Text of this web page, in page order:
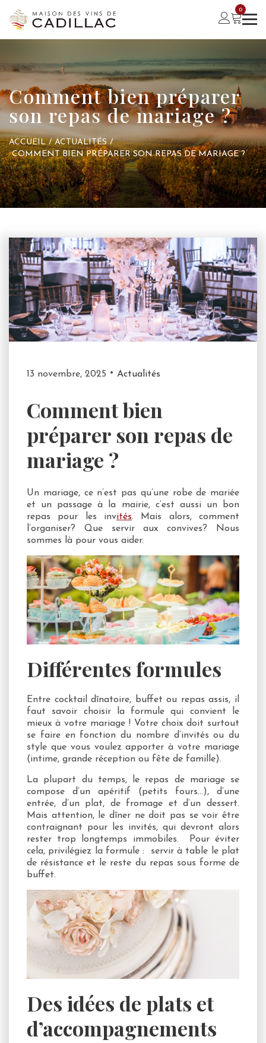
0
Comment bien préparer
son repas de mariage ?
ACCUEIL / ACTUALITÉS /
COMMENT BIEN PRÉPARER SON REPAS DE MARIAGE ?
13 novembre, 2025 Actualités
Comment bien
préparer son repas de
mariage ?
Un mariage, ce n’est pas qu’une robe de mariée
et un passage à la mairie, c’est aussi un bon
repas pour les invités. Mais alors, comment
l’organiser? Que servir aux convives? Nous
sommes là pour vous aider.
Différentes formules
Entre cocktail dînatoire, buffet ou repas assis, il
faut savoir choisir la formule qui convient le
mieux à votre mariage ! Votre choix doit surtout
se faire en fonction du nombre d’invités ou du
style que vous voulez apporter à votre mariage
(intime, grande réception ou fête de famille).
La plupart du temps, le repas de mariage se
compose d’un apéritif (petits fours…), d’une
entrée, d’un plat, de fromage et d’un dessert.
Mais attention, le dîner ne doit pas se voir être
contraignant pour les invités, qui devront alors
rester trop longtemps immobiles. Pour éviter
cela, privilégiez la formule : servir à table le plat
de résistance et le reste du repas sous forme de
buffet.
Des idées de plats et
d’accompagnements